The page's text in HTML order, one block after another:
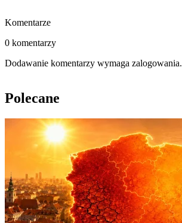
Komentarze
0 komentarzy
Dodawanie komentarzy wymaga zalogowania.
Polecane